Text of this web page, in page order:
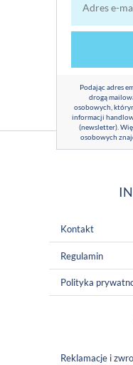
Podając adres
drogą
osobowych,
informacji
(newsletter).
osobowych
Kontakt
Regulamin
Polityka
Reklamacje i